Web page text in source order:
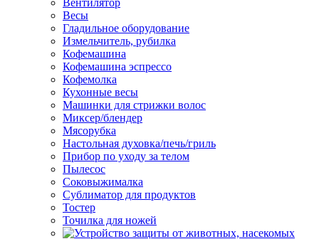
Вентилятор
Весы
Гладильное оборудование
Измельчитель, рубилка
Кофемашина
Кофемашина эспрессо
Кофемолка
Кухонные весы
Машинки для стрижки волос
Миксер/блендер
Мясорубка
Настольная духовка/печь/гриль
Прибор по уходу за телом
Пылесос
Соковыжималка
Сублиматор для продуктов
Тостер
Точилка для ножей